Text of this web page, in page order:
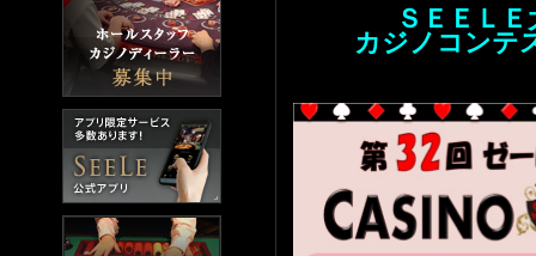
ＳＥＥＬ
カジノコンテ